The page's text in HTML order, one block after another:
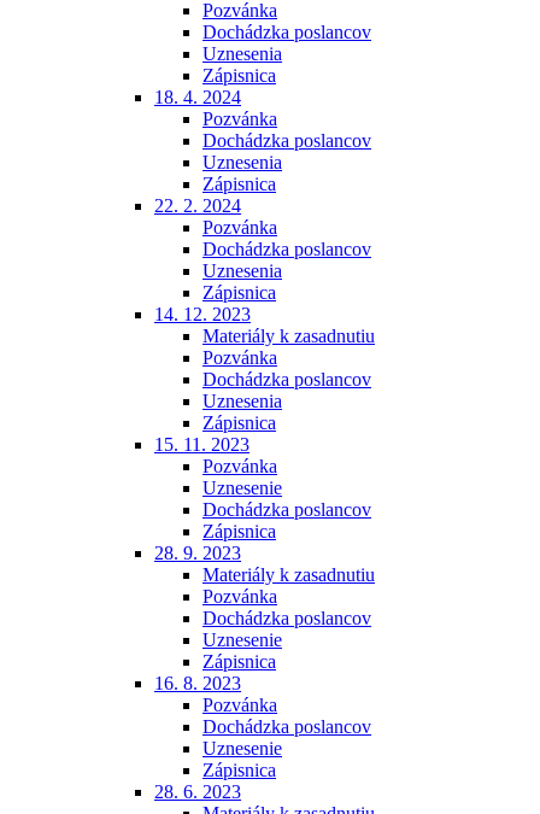
Pozvánka
Dochádzka poslancov
Uznesenia
Zápisnica
18. 4. 2024
Pozvánka
Dochádzka poslancov
Uznesenia
Zápisnica
22. 2. 2024
Pozvánka
Dochádzka poslancov
Uznesenia
Zápisnica
14. 12. 2023
Materiály k zasadnutiu
Pozvánka
Dochádzka poslancov
Uznesenia
Zápisnica
15. 11. 2023
Pozvánka
Uznesenie
Dochádzka poslancov
Zápisnica
28. 9. 2023
Materiály k zasadnutiu
Pozvánka
Dochádzka poslancov
Uznesenie
Zápisnica
16. 8. 2023
Pozvánka
Dochádzka poslancov
Uznesenie
Zápisnica
28. 6. 2023